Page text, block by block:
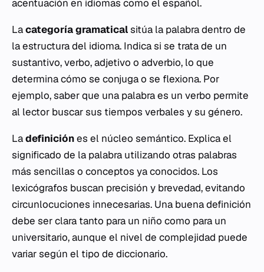
acentuación en idiomas como el español.
Lacategoría gramaticalsitúa la palabra dentro de
la estructura del idioma. Indica si se trata de un
sustantivo, verbo, adjetivo o adverbio, lo que
determina cómo se conjuga o se flexiona. Por
ejemplo, saber que una palabra es un verbo permite
al lector buscar sus tiempos verbales y su género.
Ladefiniciónes el núcleo semántico. Explica el
significado de la palabra utilizando otras palabras
más sencillas o conceptos ya conocidos. Los
lexicógrafos buscan precisión y brevedad, evitando
circunlocuciones innecesarias. Una buena definición
debe ser clara tanto para un niño como para un
universitario, aunque el nivel de complejidad puede
variar según el tipo de diccionario.